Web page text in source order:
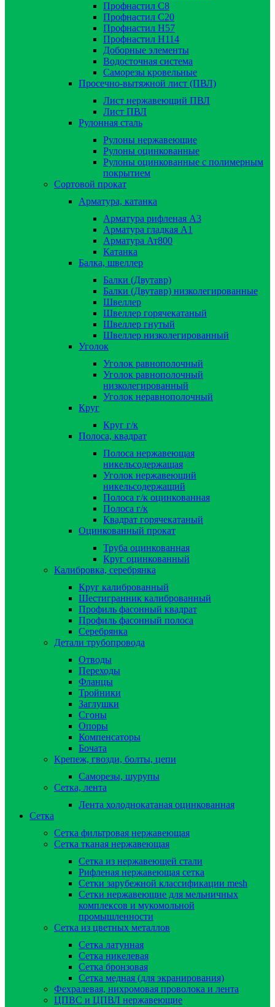
Профнастил С8
Профнастил С20
Профнастил Н57
Профнастил Н114
Доборные элементы
Водосточная система
Саморезы кровельные
Просечно-вытяжной лист (ПВЛ)
Лист нержавеющий ПВЛ
Лист ПВЛ
Рулонная сталь
Рулоны нержавеющие
Рулоны оцинкованные
Рулоны оцинкованные с полимерным
покрытием
Сортовой прокат
Арматура, катанка
Арматура рифленая А3
Арматура гладкая А1
Арматура Ат800
Катанка
Балка, швеллер
Балки (Двутавр)
Балки (Двутавр) низколегированные
Швеллер
Швеллер горячекатаный
Швеллер гнутый
Швеллер низколегированный
Уголок
Уголок равнополочный
Уголок равнополочный
низколегированный
Уголок неравнополочный
Круг
Круг г/к
Полоса, квадрат
Полоса нержавеющая
никельсодержащая
Уголок нержавеющий
никельсодержащий
Полоса г/к оцинкованная
Полоса г/к
Квадрат горячекатаный
Оцинкованный прокат
Труба оцинкованная
Круг оцинкованный
Калибровка, серебрянка
Круг калиброванный
Шестигранник калиброванный
Профиль фасонный квадрат
Профиль фасонный полоса
Серебрянка
Детали трубопровода
Отводы
Переходы
Фланцы
Тройники
Заглушки
Сгоны
Опоры
Компенсаторы
Бочата
Крепеж, гвозди, болты, цепи
Саморезы, шурупы
Сетка, лента
Лента холоднокатаная оцинкованная
Сетка
Сетка фильтровая нержавеющая
Сетка тканая нержавеющая
Сетка из нержавеющей стали
Рифленая нержавеющая сетка
Сетки зарубежной классификации mesh
Сетки нержавеющие для мельничных
комплексов и мукомольной
промышленности
Сетка из цветных металлов
Сетка латунная
Сетка никелевая
Сетка бронзовая
Сетка медная (для экранирования)
Фехралевая, нихромовая проволока и лента
ЦПВС и ЦПВЛ нержавеющие